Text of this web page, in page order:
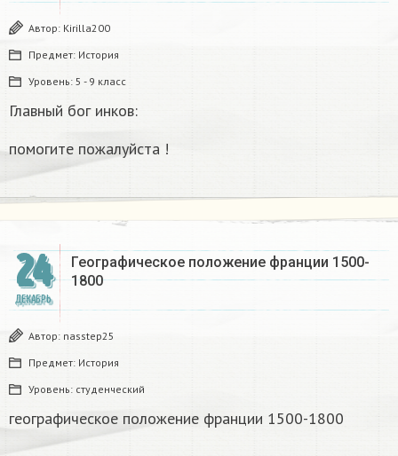
Автор: Kirilla200
Предмет: История
Уровень: 5 - 9 класс
Главный бог инков:
помогите пожалуйста !
24
ДЕКАБРЬ
Географическое положение франции 1500-
1800​
Автор: nasstep25
Предмет: История
Уровень: студенческий
географическое положение франции 1500-1800​